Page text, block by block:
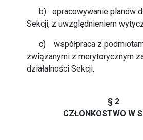
b) opracowywanie planów
Sekcji, z uwzględnieniem
c) współpraca z
związanymi z merytorycznym
działalności Sekcji,
§ 2
CZŁONKOSTWO W